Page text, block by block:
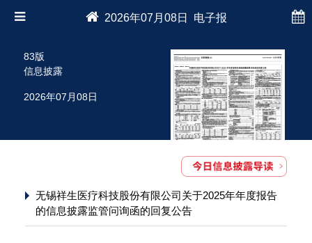
2026年07月08日 电子报
83版
信息披露
2026年07月08日
无锡祥生医疗科技股份有限公司关于2025年年度报告
的信息披露监管问询函的回复公告